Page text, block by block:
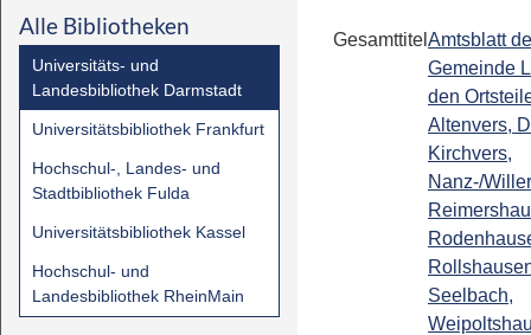
Alle Bibliotheken
Universitäts- und
Landesbibliothek Darmstadt
Universitätsbibliothek Frankfurt
Hochschul-, Landes- und
Stadtbibliothek Fulda
Universitätsbibliothek Kassel
Hochschul- und
Landesbibliothek RheinMain
Gesamttitel Amtsblatt
Gemeinde
den
Altenvers,
Kirchvers,
Nanz-/
Seelbach,